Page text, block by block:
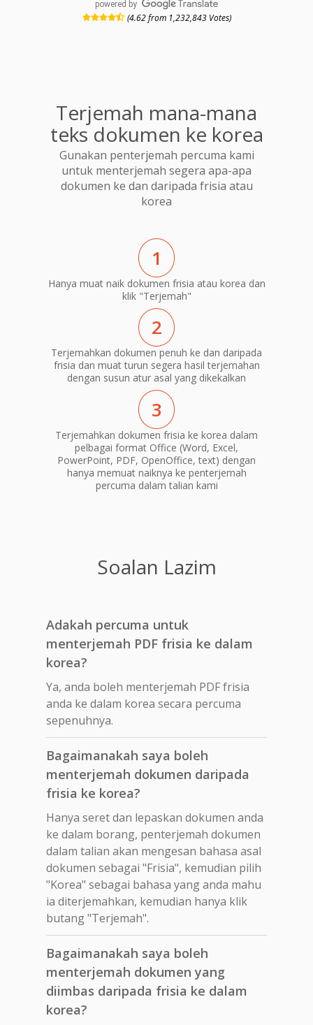
powered by
(4.62 from 1,232,843 Votes)
Terjemah mana-mana
teks dokumen ke korea
Gunakan penterjemah percuma kami
untuk menterjemah segera apa-apa
dokumen ke dan daripada frisia atau
korea
1
Hanya muat naik dokumen frisia atau korea dan
klik "Terjemah"
2
Terjemahkan dokumen penuh ke dan daripada
frisia dan muat turun segera hasil terjemahan
dengan susun atur asal yang dikekalkan
3
Terjemahkan dokumen frisia ke korea dalam
pelbagai format Office (Word, Excel,
PowerPoint, PDF, OpenOffice, text) dengan
hanya memuat naiknya ke penterjemah
percuma dalam talian kami
Soalan Lazim
Adakah percuma untuk
menterjemah PDF frisia ke dalam
korea?
Ya, anda boleh menterjemah PDF frisia
anda ke dalam korea secara percuma
sepenuhnya.
Bagaimanakah saya boleh
menterjemah dokumen daripada
frisia ke korea?
Hanya seret dan lepaskan dokumen anda
ke dalam borang, penterjemah dokumen
dalam talian akan mengesan bahasa asal
dokumen sebagai "Frisia", kemudian pilih
"Korea" sebagai bahasa yang anda mahu
ia diterjemahkan, kemudian hanya klik
butang "Terjemah".
Bagaimanakah saya boleh
menterjemah dokumen yang
diimbas daripada frisia ke dalam
korea?